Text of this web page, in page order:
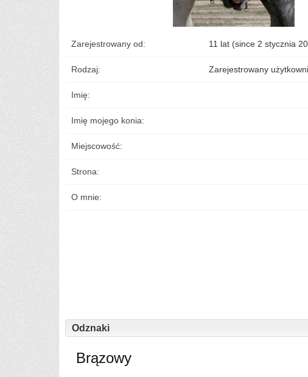
Zarejestrowany od: 11 lat (since 2 stycznia
Rodzaj: Zarejestrowany
Imię:
Imię mojego konia:
Miejscowość:
Strona:
O mnie:
Odznaki
Brązowy